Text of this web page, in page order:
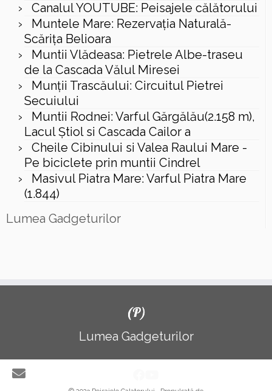
Canalul YOUTUBE: Peisajele călătorului
Muntele Mare: Rezervaţia Naturală-
Scăriţa Belioara
Muntii Vlădeasa: Pietrele Albe-traseu
de la Cascada Vălul Miresei
Munții Trascăului: Circuitul Pietrei
Secuiului
Muntii Rodnei: Varful Gărgălău(2.158 m),
Lacul Ştiol si Cascada Cailor a
Cheile Cibinului si Valea Raului Mare -
Pe biciclete prin muntii Cindrel
Masivul Piatra Mare: Varful Piatra Mare
(1.844)
Lumea Gadgeturilor
(P)
Lumea Gadgeturilor